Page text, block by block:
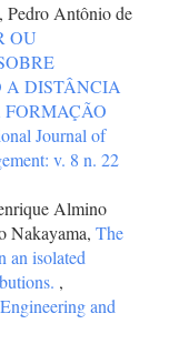
Pedro Antônio de
OU
A DISTÂNCIA
FORMAÇÃO
Journal of
v. 8 n. 22
Almino
Nakayama, The
an isolated
,
and